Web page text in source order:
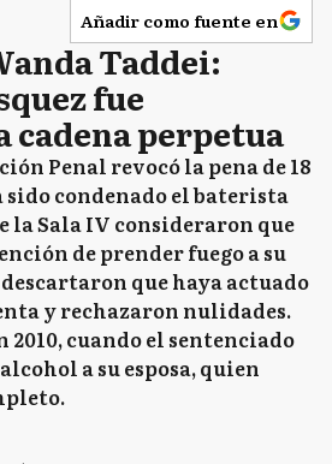
Añadir como fuente en
Taddei:
fue
cadena perpetua
Penal revocó la pena de 18
sido condenado el baterista
la Sala IV consideraron que
de prender fuego a su
que haya actuado
y rechazaron nulidades.
2010, cuando el sentenciado
a su esposa, quien